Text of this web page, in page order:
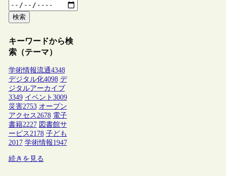
検索
キーワードから検
索（テーマ）
学術情報流通4348
デジタル化4098 デ
ジタルアーカイブ
3349 イベント 3009
災害2753 オープン
アクセス2678 電子
書籍2227 図書館サ
ービス2178 子ども
2017 学術情報1947
続きを見る